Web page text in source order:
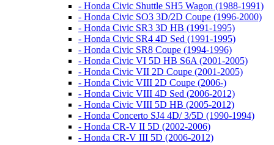
- Honda Civic Shuttle SH5 Wagon (1988-1991)
- Honda Civic SO3 3D/2D Coupe (1996-2000)
- Honda Civic SR3 3D HB (1991-1995)
- Honda Civic SR4 4D Sed (1991-1995)
- Honda Civic SR8 Coupe (1994-1996)
- Honda Civic VI 5D HB S6A (2001-2005)
- Honda Civic VII 2D Coupe (2001-2005)
- Honda Civic VIII 2D Coupe (2006-)
- Honda Civic VIII 4D Sed (2006-2012)
- Honda Civic VIII 5D HB (2005-2012)
- Honda Concerto SJ4 4D/ 3/5D (1990-1994)
- Honda CR-V II 5D (2002-2006)
- Honda CR-V III 5D (2006-2012)